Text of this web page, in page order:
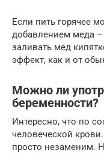
Если пить горячее
добавлением меда –
заливать мед
эффект, как и от
Можно ли
беременности?
Интересно, что по
человеческой
просто незаменим.